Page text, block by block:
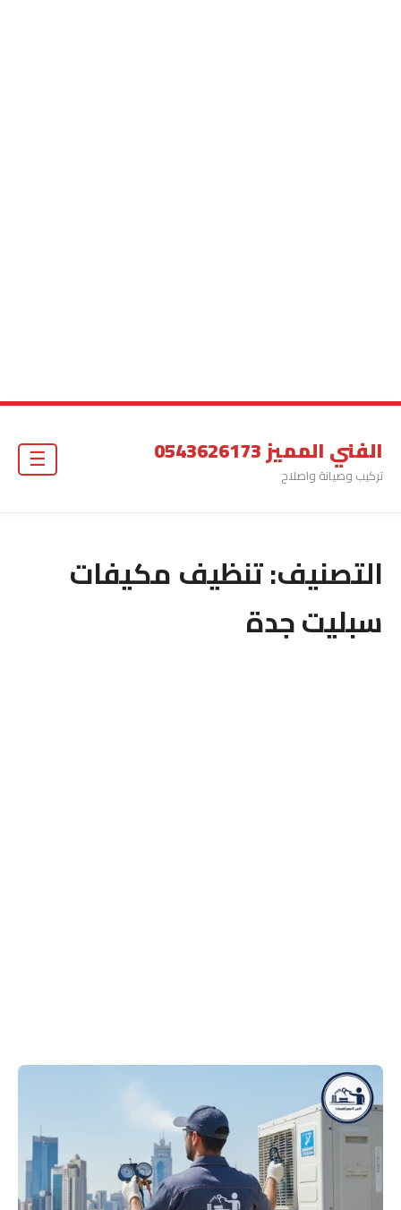
الفني المميز 0543626173
تركيب وصيانة واصلاح
التصنيف:تنظيف مكيفات
سبليت جدة